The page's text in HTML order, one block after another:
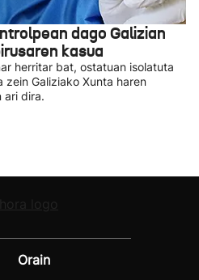
dago Galizian
kasua
herritar bat, ostatuan isolatuta
zein Galiziako Xunta haren
ari dira.
Orain